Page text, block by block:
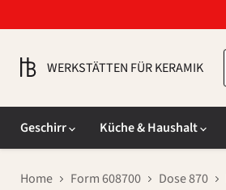
WERKSTÄTTEN FÜR KERAMIK
Geschirr
Küche & Haushalt
Home Form 608700 Dose 870